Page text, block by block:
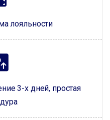
лояльности
3-х дней, простая